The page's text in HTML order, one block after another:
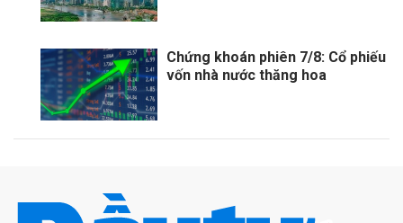
Chứng khoán phiên 7/8: Cổ phiếu
vốn nhà nước thăng hoa